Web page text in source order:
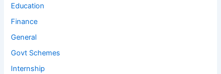
Education
Finance
General
Govt Schemes
Internship